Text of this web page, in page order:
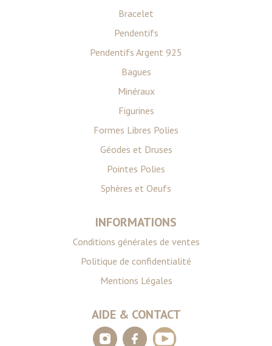
Bracelet
Pendentifs
Pendentifs Argent 925
Bagues
Minéraux
Figurines
Formes Libres Polies
Géodes et Druses
Pointes Polies
Sphères et Oeufs
INFORMATIONS
Conditions générales de ventes
Politique de confidentialité
Mentions Légales
AIDE & CONTACT